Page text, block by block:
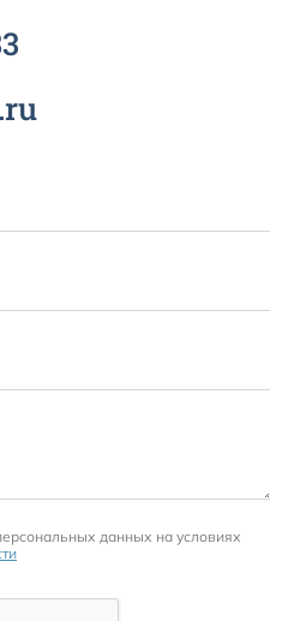
данных на условиях